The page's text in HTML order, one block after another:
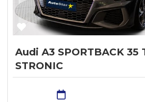
Audi A3 SPORTBACK 35
STRONIC